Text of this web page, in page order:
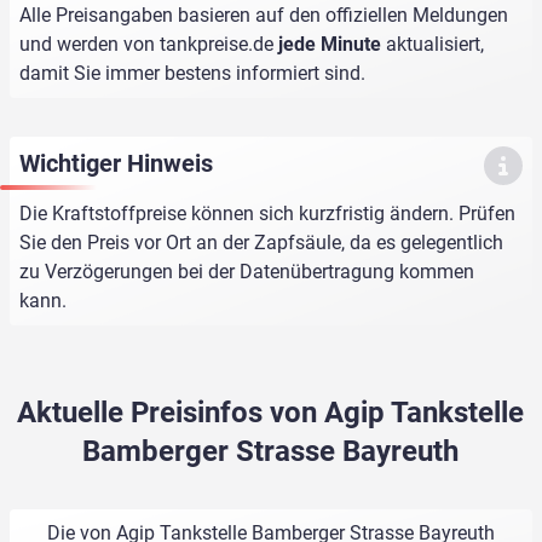
Alle Preisangaben basieren auf den offiziellen Meldungen
und werden von tankpreise.de jede Minute aktualisiert,
damit Sie immer bestens informiert sind.
Wichtiger Hinweis
Die Kraftstoffpreise können sich kurzfristig ändern. Prüfen
Sie den Preis vor Ort an der Zapfsäule, da es gelegentlich
zu Verzögerungen bei der Datenübertragung kommen
kann.
Aktuelle Preisinfos von Agip Tankstelle
Bamberger Strasse Bayreuth
Die von Agip Tankstelle Bamberger Strasse Bayreuth